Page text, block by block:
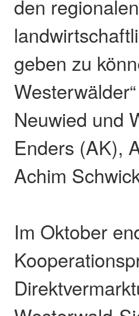
den
geben zu
Neuwied und
Enders (AK),
Achim
Im Oktober